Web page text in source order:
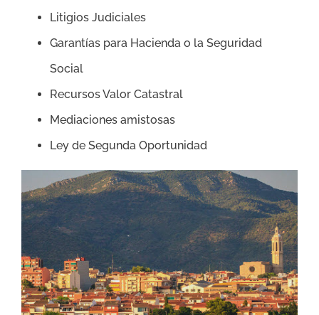
Litigios Judiciales
Garantías para Hacienda o la Seguridad
Social
Recursos Valor Catastral
Mediaciones amistosas
Ley de Segunda Oportunidad